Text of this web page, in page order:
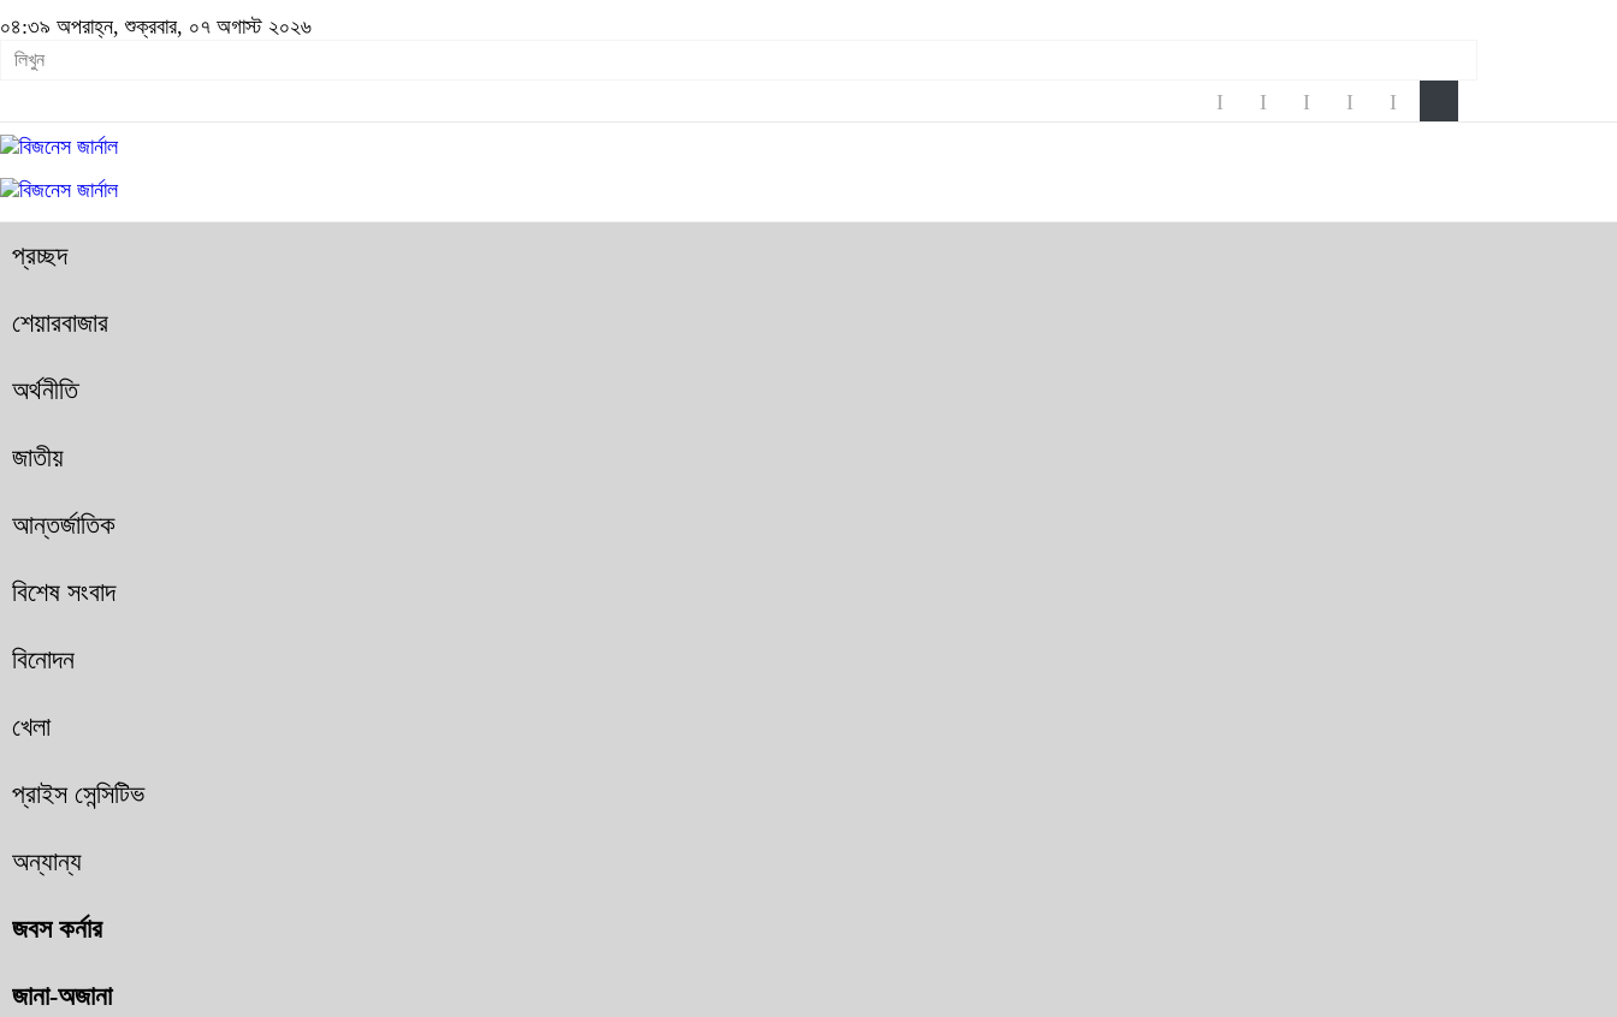
০৪:৩৯ অপরাহ্ন, শুক্রবার, ০৭ অগাস্ট ২০২৬
প্রচ্ছদ
শেয়ারবাজার
অর্থনীতি
জাতীয়
আন্তর্জাতিক
বিশেষ সংবাদ
বিনোদন
খেলা
প্রাইস সেন্সিটিভ
অন্যান্য
জবস কর্নার
জানা-অজানা